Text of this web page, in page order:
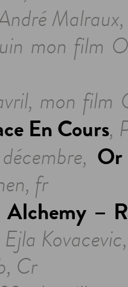
mon film
mon film
En Cours,
fr
–
Cr